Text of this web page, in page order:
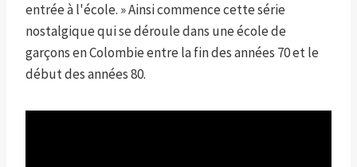
entrée à l'école. » Ainsi commence cette série
nostalgique qui se déroule dans une école de
garçons en Colombie entre la fin des années 70 et le
début des années 80.